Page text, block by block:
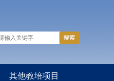
其他教培项目